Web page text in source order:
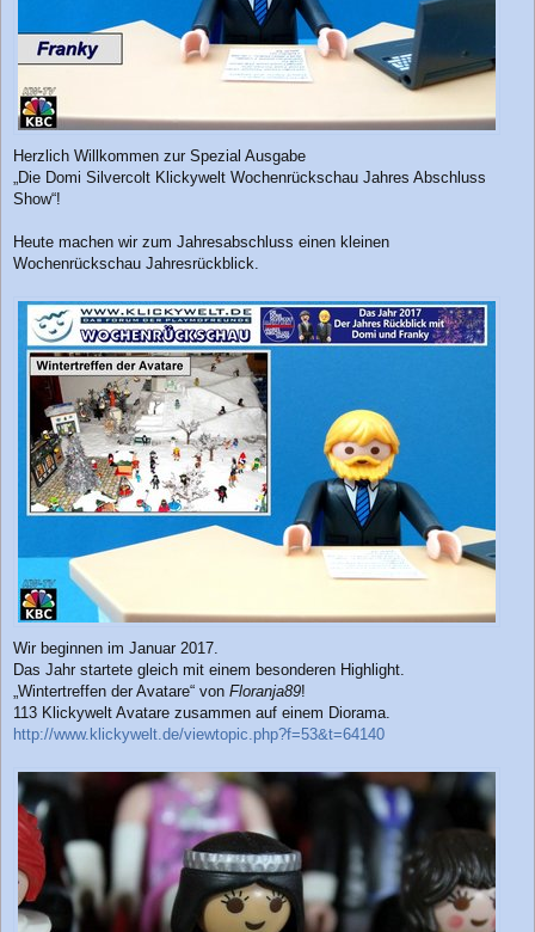
Herzlich Willkommen zur Spezial Ausgabe
„Die Domi Silvercolt Klickywelt Wochenrückschau Jahres Abschluss
Show“!
Heute machen wir zum Jahresabschluss einen kleinen
Wochenrückschau Jahresrückblick.
Wir beginnen im Januar 2017.
Das Jahr startete gleich mit einem besonderen Highlight.
„Wintertreffen der Avatare“ von Floranja89!
113 Klickywelt Avatare zusammen auf einem Diorama.
http://www.klickywelt.de/viewtopic.php?f=53&t=64140